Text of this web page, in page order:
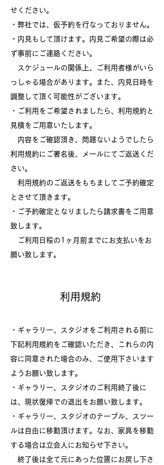
せください。
​・弊社では、仮予約を行なっておりません。
・内見もして頂けます。内見ご希望の際は必
ず事前にご連絡ください。
スケジュールの関係上、ご利用者様がいら
っしゃる場合があります。
また、内見日時を
調整して頂く可能性がございます。
・ご利用をご希望されましたら、利用規約と
見積をご用意いたします。
内容をご確認頂き、問題ないようでしたら
利用規約にご署名後、メールにてご返送くだ
さい。
利用規約のご返送をもちましてご予約確定
とさせて頂きます。
・ご予約確定となりましたら請求書をご用意
致します。
ご利用日程の1ヶ月前までにお支払いをお
願い致します。
利用規約
・ギャラリー、スタジオをご利用される前に
下記利用規約をご確認いただき、これらの内
容に同意された場合のみ、ご使用下さいます
ようお願い致します。
・ギャラリー、スタジオのご利用終了後に
は、現状復帰での退出をお願い致します。
・ギャラリー、スタジオのテーブル、スツー
ルは自由に移動頂けます。なお、家具を移動
する場合は立会人にお知らせ下さい。
終了後は全て元にあった位置にお戻し下さ